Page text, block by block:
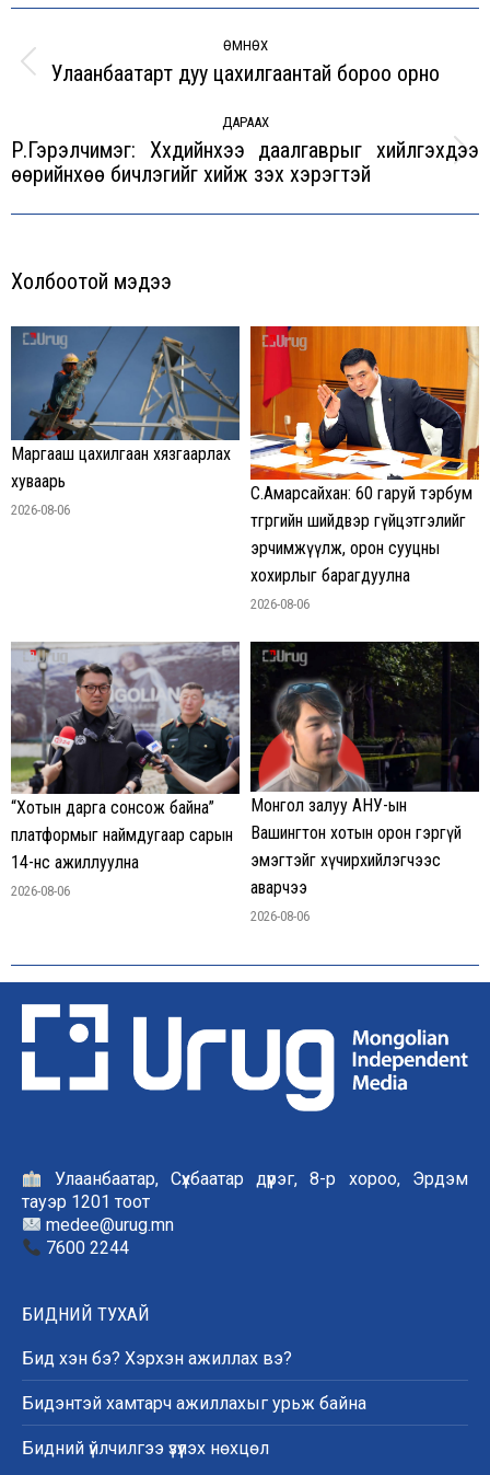
navigation
ӨМНӨХ
Previous
Улаанбаатарт дуу цахилгаантай бороо орно
ДАРААХ
Next
Р.Гэрэлчимэг: Хүүхдийнхээ даалгаврыг хийлгэхдээ
өөрийнхөө бичлэгийг хийж үзэх хэрэгтэй
Холбоотой мэдээ
Маргааш цахилгаан хязгаарлах
хуваарь
2026-08-06
С.Амарсайхан: 60 гаруй тэрбум
төгрөгийн шийдвэр гүйцэтгэлийг
эрчимжүүлж, орон сууцны
хохирлыг барагдуулна
2026-08-06
“Хотын дарга сонсож байна”
платформыг наймдугаар сарын
14-нөөс ажиллуулна
2026-08-06
Монгол залуу АНУ-ын
Вашингтон хотын орон гэргүй
эмэгтэйг хүчирхийлэгчээс
аварчээ
2026-08-06
Улаанбаатар, Сүхбаатар дүүрэг, 8-р хороо, Эрдэм
тауэр 1201 тоот
medee@urug.mn
7600 2244
БИДНИЙ ТУХАЙ
Бид хэн бэ? Хэрхэн ажиллах вэ?
Бидэнтэй хамтарч ажиллахыг урьж байна
Бидний үйлчилгээ үзүүлэх нөхцөл